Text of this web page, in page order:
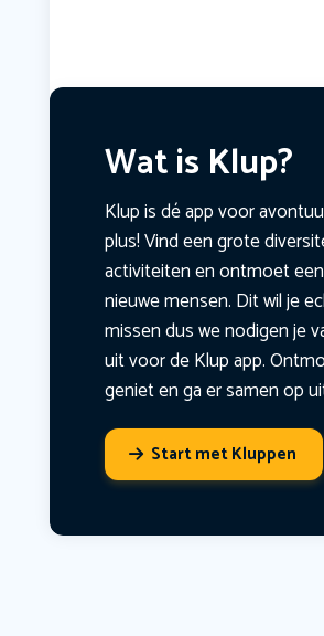
Wat is Klup?
Klup is dé app voor
plus! Vind een grote
activiteiten en ontmoet
nieuwe mensen. Dit wil je
missen dus we nodigen je
uit voor de Klup app.
geniet en ga er samen op
Start met Kluppen